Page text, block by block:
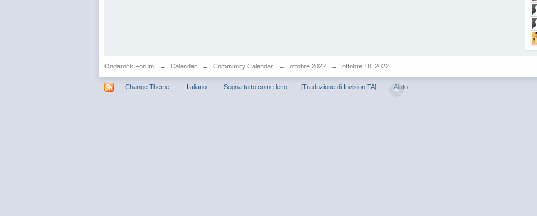
Ondarock Forum → Calendar → Community Calendar → ottobre 2022 → ottobre 18, 2022
Change Theme Italiano Segna tutto come letto [Traduzione di InvisionITA] Aiuto